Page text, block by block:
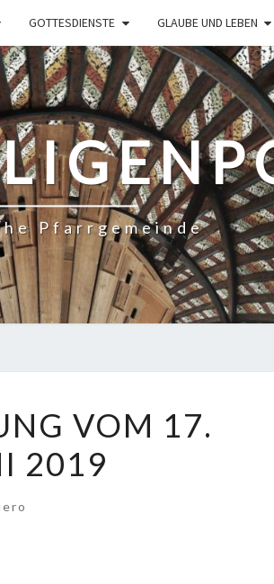
GOTTESDIENSTE GLAUBE UND LEBEN
Pfarrgemeinde
VOM 17.
2019